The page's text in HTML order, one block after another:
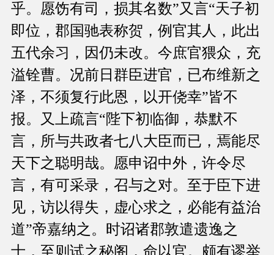
乎。愿饬有司，损其名数”又言“天子初
即位，郡国驰表称贺，例官其人，此出
五代余习，因仍未改。今庶官猥众，充
溢铨曹。况前日群臣进官，已布维新之
泽，不须复行此恩，以开侥幸”皆不
报。又上疏言“陛下初临御，恭默不
言，所与共政者七八大臣而已，焉能尽
天下之聪明哉。愿申诏中外，许令尽
言，有可采录，召与之对。至于臣下进
见，访以得失，虚心求之，必能有益治
道”帝嘉纳之。时诏诸郡敦遣遗逸之
士，至则试之秘阁，命以官。颇有谬举